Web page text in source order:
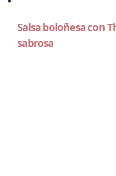
Salsa boloñesa con
sabrosa